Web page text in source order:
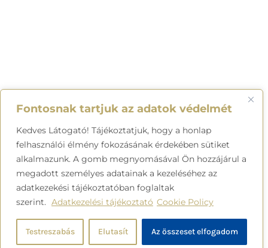
Fontosnak tartjuk az adatok védelmét
Kedves Látogató! Tájékoztatjuk, hogy a honlap
felhasználói élmény fokozásának érdekében sütiket
alkalmazunk. A gomb megnyomásával Ön hozzájárul a
megadott személyes adatainak a kezeléséhez az
adatkezekési tájékoztatóban foglaltak
szerint. Adatkezelési tájékoztató Cookie Policy
Testreszabás Elutasít Az összeset elfogadom